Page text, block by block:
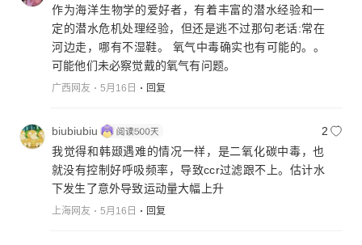
作为海洋生物学的爱好者，有着丰富的潜水经验和一
定的潜水危机处理经验，但还是逃不过那句老话:常在
河边走，哪有不湿鞋。 氧气中毒确实也有可能的。。
可能他们未必察觉戴的氧气有问题。
广西网友 5月16日 回复
biubiubiu
2
我觉得和韩颋遇难的情况一样，是二氧化碳中毒，也
就没有控制好呼吸频率，导致ccr过滤跟不上。估计水
下发生了意外导致运动量大幅上升
上海网友 5月16日 回复